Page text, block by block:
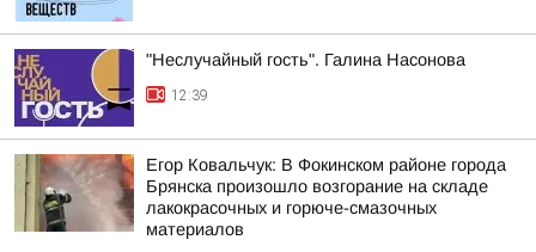
"Неслучайный гость". Галина Насонова
12:39
Егор Ковальчук: В Фокинском районе города
Брянска произошло возгорание на складе
лакокрасочных и горюче-смазочных
материалов